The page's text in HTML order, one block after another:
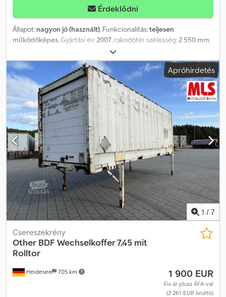
szállítása Forduljon szakképzett munkatársainkhoz, szívesen
adunk tanácsot.
Érdeklődni
Állapot: nagyon jó (használt), Funkcionalitás:teljesen
működőképes, Gyártási év:2007, rakodótér szélesség:2 550 mm,
, raktérmagasság:
felépítménycserélő / cseretartály / raktárkonténer / konténer
Krone WK 7,3 STG Gyártási év: 2006 - 2007 Ideális
raktárhelyiségnek – raktárkonténerként is Megengedett
össztömeg: 16.000 kg Csdpjy Efz Dofx Akweha Külső méretek:
szélesség: 2.550 mm x hosszúság: 7.450 mm x magasság: 2.750 mm
Enyhe korróziós sérülések, egyébként nagyon jó állapotban Ár
darabonként Több darab elérhető
Apróhirdetés
1 / 7
Heidesee 705 km
Csereszekrény
Other BDF Wechselkoffer 7,45 mit
Rolltor
1 900 EUR
Fix ár plusz ÁFA-val
(2 261 EUR bruttó)